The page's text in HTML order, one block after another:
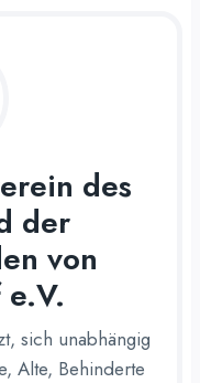
des
der
von
sich unabhängig
Alte, Behinderte